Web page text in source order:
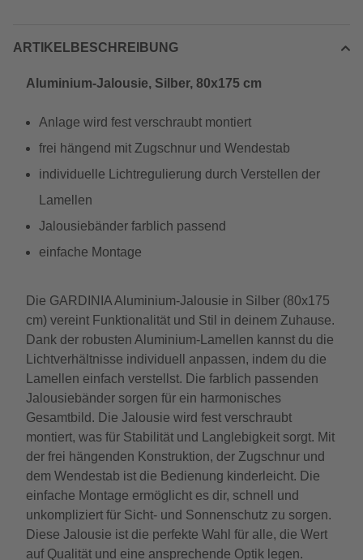
ARTIKELBESCHREIBUNG
Aluminium-Jalousie, Silber, 80x175 cm
Anlage wird fest verschraubt montiert
frei hängend mit Zugschnur und Wendestab
individuelle Lichtregulierung durch Verstellen der
Lamellen
Jalousiebänder farblich passend
einfache Montage
Die GARDINIA Aluminium-Jalousie in Silber (80x175
cm) vereint Funktionalität und Stil in deinem Zuhause.
Dank der robusten Aluminium-Lamellen kannst du die
Lichtverhältnisse individuell anpassen, indem du die
Lamellen einfach verstellst. Die farblich passenden
Jalousiebänder sorgen für ein harmonisches
Gesamtbild. Die Jalousie wird fest verschraubt
montiert, was für Stabilität und Langlebigkeit sorgt. Mit
der frei hängenden Konstruktion, der Zugschnur und
dem Wendestab ist die Bedienung kinderleicht. Die
einfache Montage ermöglicht es dir, schnell und
unkompliziert für Sicht- und Sonnenschutz zu sorgen.
Diese Jalousie ist die perfekte Wahl für alle, die Wert
auf Qualität und eine ansprechende Optik legen.